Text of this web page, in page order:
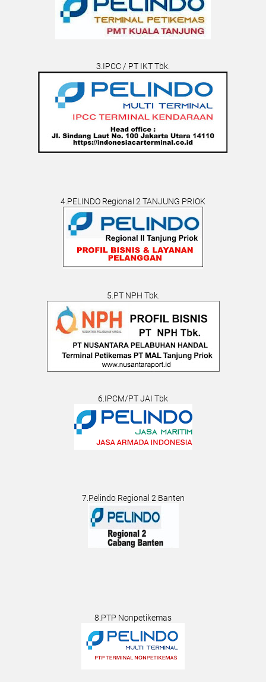
3.IPCC / PT IKT Tbk.
4.PELINDO Regional 2 TANJUNG PRIOK
5.PT NPH Tbk.
6.IPCM/PT JAI Tbk
7.Pelindo Regional 2 Banten
8.PTP Nonpetikemas